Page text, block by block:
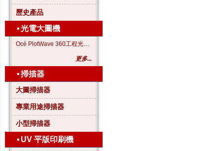
歷史產品
▪光電大圖機
Océ PlotWave 360工程光電大圖機
更多...
▪掃描器
大圖掃描器
專業用途掃描器
小型掃描器
▪ UV 平版印刷機